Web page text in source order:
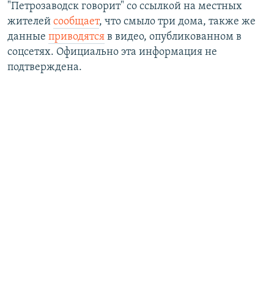
"Петрозаводск говорит" со ссылкой на местных
жителей сообщает, что смыло три дома, также же
данные приводятся в видео, опубликованном в
соцсетях. Официально эта информация не
подтверждена.